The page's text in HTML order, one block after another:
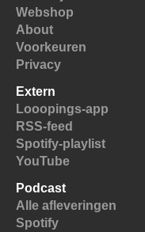
Webshop
About
Voorkeuren
Privacy
Extern
Looopings-app
RSS-feed
Spotify-playlist
YouTube
Podcast
Alle afleveringen
Spotify